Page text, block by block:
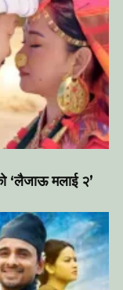
‘लैजाऊ मलाई २’